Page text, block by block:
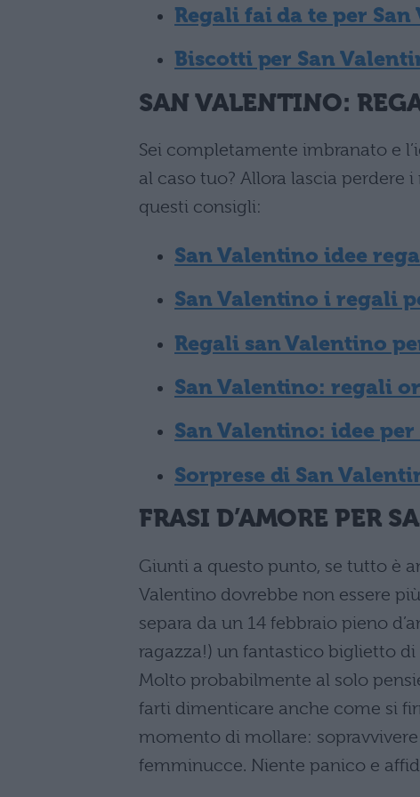
Regali fai da te per
Biscotti per San
SAN VALENTINO:
Sei completamente imbranato e
al caso tuo? Allora lascia perdere
questi consigli:
San Valentino idee
San Valentino i regali
Regali san Valentino
San Valentino: regali
San Valentino: idee
Sorprese di San
FRASI D’AMORE PER
Giunti a questo punto, se tutto è
Valentino dovrebbe non essere
separa da un 14 febbraio pieno
ragazza!) un fantastico biglietto di
Molto probabilmente al solo
farti dimenticare anche come si
momento di mollare:
femminucce. Niente panico e